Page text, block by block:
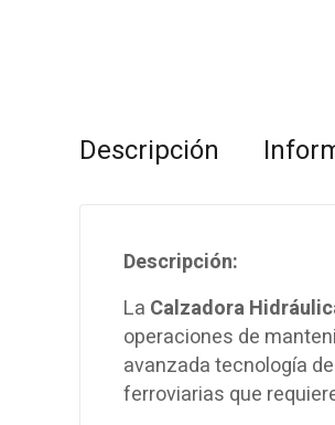
Descripción
Descripción:
La Calzadora
operaciones de
avanzada tecnología
ferroviarias que